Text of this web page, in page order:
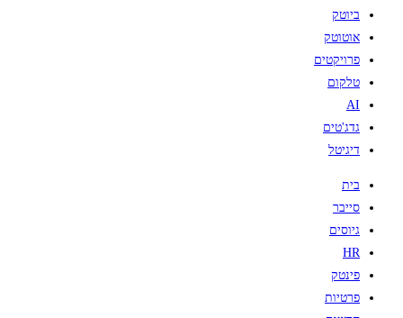
ביוטק
אוטוטק
פרויקטים
טלקום
AI
גדג'טים
דיגיטל
בית
סייבר
גיוסים
HR
פינטק
פרטיות